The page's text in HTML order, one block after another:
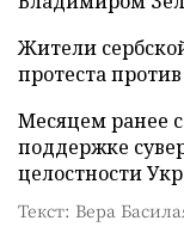
Жители
протеста
Месяцем ранее
поддержке
целостности
Текст: Вера